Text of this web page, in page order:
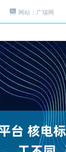
网站：广瑞网